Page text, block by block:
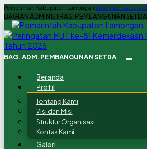
Pemerintah Kabupaten Lamongan lamongankab.go.id
BAGIAN ADMINISTRASI PEMBANGUNAN SETDA
BAG. ADM. PEMBANGUNAN SETDA
Beranda
Profil
Tentang Kami
Visi dan Misi
Struktur Organisasi
Kontak Kami
Galeri